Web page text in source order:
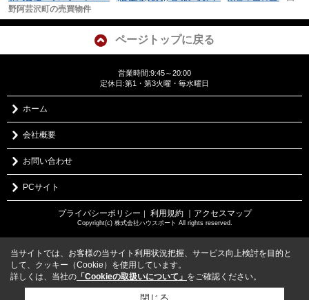
野阿芸沢町の売買物件
ページトップに戻る
営業時間:9:45～20:00
定休日:第1・第3火曜・毎水曜日
ホーム
会社概要
お問い合わせ
PCサイト
プライバシーポリシー ｜ 利用規約 ｜アクセスマップ
Copyright(c) 株式会社ハウスポート All rights reserved.
当サイトでは、お客様の当サイト利用状況把握、サービス向上検討を目的と
して、クッキー（Cookie）を使用しています。
詳しくは、当社の 「Cookieの取扱いについて」 をご確認ください。